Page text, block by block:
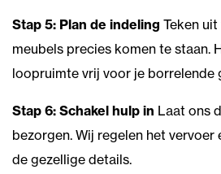
Stap 5: Plan de indeling Teken
meubels precies komen te staan.
loopruimte vrij voor je borrelende
Stap 6: Schakel hulp in Laat ons
bezorgen. Wij regelen het
de gezellige details.